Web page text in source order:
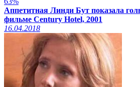
Аппетитная Линди Бут показала
фильме Century Hotel, 2001
16.04.2018